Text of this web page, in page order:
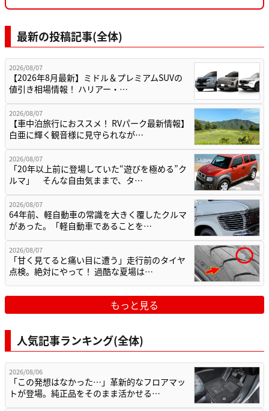
最新の投稿記事(全体)
2026/08/07
【2026年8月最新】ミドル＆プレミアムSUVの
値引き相場情報！ ハリアー・…
2026/08/07
【車中泊旅行におススメ！ RVパーク最新情報】
白亜に輝く観音様に見守られなが…
2026/08/07
「20年以上前に登場していた“遊びを極める”ク
ルマ」 そんな自由気ままで、タ…
2026/08/07
64年前、軽自動車の常識を大きく覆したクルマ
があった。「軽自動車であることを…
2026/08/07
「甘く見てると痛い目に遭う」走行前のタイヤ
点検。絶対にやって！ 過酷な夏場は…
もっと見る
人気記事ランキング(全体)
2026/08/06
「この発想はなかった…」革新的なフロアマッ
トが登場。純正品をそのまま活かせる…